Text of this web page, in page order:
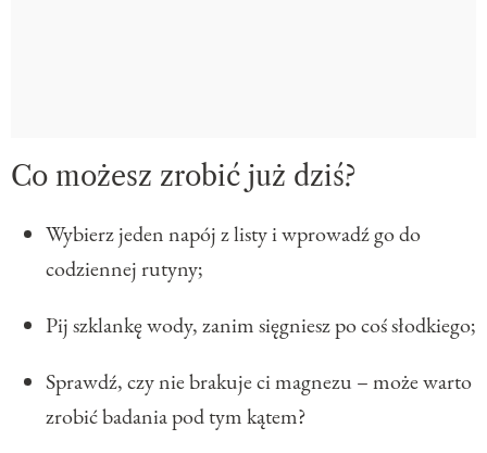
Co możesz zrobić już dziś?
Wybierz jeden napój z listy i wprowadź go do
codziennej rutyny;
Pij szklankę wody, zanim sięgniesz po coś słodkiego;
Sprawdź, czy nie brakuje ci magnezu – może warto
zrobić badania pod tym kątem?